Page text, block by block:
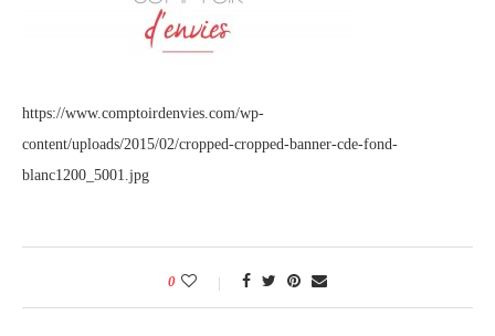
https://www.comptoirdenvies.com/wp-
content/uploads/2015/02/cropped-cropped-banner-cde-fond-
blanc1200_5001.jpg
0